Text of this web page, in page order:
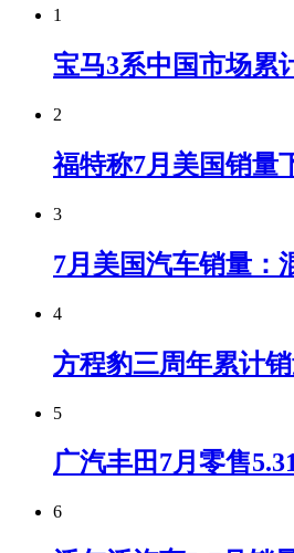
1
宝马3系中国市场累
2
福特称7月美国销量
3
7月美国汽车销量：
4
方程豹三周年累计
5
广汽丰田7月零售
6